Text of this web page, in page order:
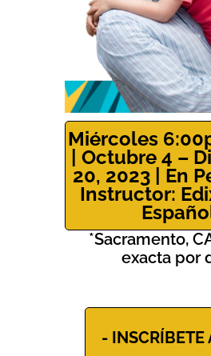
Miércoles
| Octubre 4 –
20, 2023 | En
Instructor:
*Sacramento,
exacta por
- INSCRÍBETE